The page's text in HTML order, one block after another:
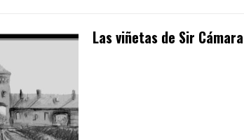
Las viñetas de Sir Cámara